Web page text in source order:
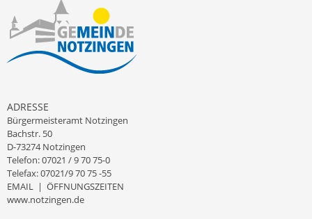
ADRESSE
Bürgermeisteramt Notzingen
Bachstr. 50
D-73274 Notzingen
Telefon: 07021 / 9 70 75-0
Telefax: 07021/9 70 75 -55
EMAIL | ÖFFNUNGSZEITEN
www.notzingen.de